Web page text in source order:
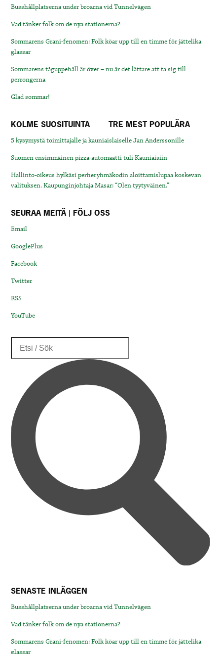
Busshållplatserna under broarna vid Tunnelvägen
Vad tänker folk om de nya stationerna?
Sommarens Grani-fenomen: Folk köar upp till en timme för jättelika
glassar
Sommarens tåguppehåll är över – nu är det lättare att ta sig till
perrongerna
Glad sommar!
KOLME SUOSITUINTA TRE MEST POPULÄRA
5 kysymystä toimittajalle ja kauniaislaiselle Jan Anderssonille
Suomen ensimmäinen pizza-automaatti tuli Kauniaisiin
Hallinto-oikeus hylkäsi perheryhmäkodin aloittamislupaa koskevan
valituksen. Kaupunginjohtaja Masar: “Olen tyytyväinen.”
SEURAA MEITÄ | FÖLJ OSS
Email
GooglePlus
Facebook
Twitter
RSS
YouTube
SENASTE INLÄGGEN
Busshållplatserna under broarna vid Tunnelvägen
Vad tänker folk om de nya stationerna?
Sommarens Grani-fenomen: Folk köar upp till en timme för jättelika
glassar